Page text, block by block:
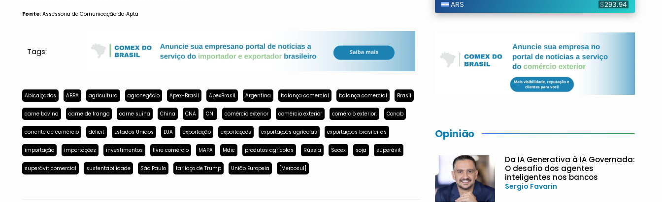
Fonte: Assessoria de Comunicação da Apta
Tags:
Abicalçados ABPA agricultura agronegócio Apex-Brasil ApexBrasil Argentina balança comercial balança comercial Brasil
carne bovina carne de frango carne suína China CNA CNI comércio exterior comércio exterior comércio exterior. Conab
corrente de comércio déficit Estados Unidos EUA exportação exportações exportações agrícolas exportações brasileiras
importação importações investimentos livre comércio MAPA Mdic produtos agrícolas Rússia Secex soja superávit
superávit comercial sustentabilidade São Paulo tarifaço de Trump União Europeia [Mercosul]
Opinião
Da IA Generativa à IA Governada:
O desafio dos agentes
inteligentes nos bancos
Sergio Favarin